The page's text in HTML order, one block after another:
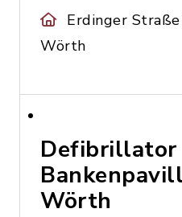
Erdinger
Wörth
Defibrillator
Wörth